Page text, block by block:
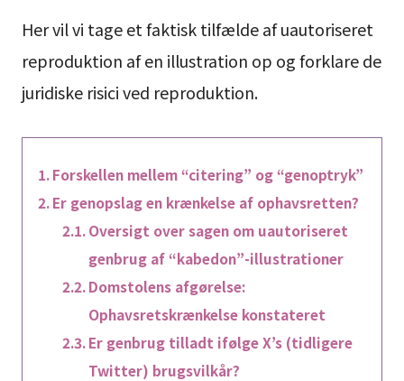
Her vil vi tage et faktisk tilfælde af uautoriseret
reproduktion af en illustration op og forklare de
juridiske risici ved reproduktion.
Forskellen mellem “citering” og “genoptryk”
Er genopslag en krænkelse af ophavsretten?
Oversigt over sagen om uautoriseret
genbrug af “kabedon”-illustrationer
Domstolens afgørelse:
Ophavsretskrænkelse konstateret
Er genbrug tilladt ifølge X’s (tidligere
Twitter) brugsvilkår?